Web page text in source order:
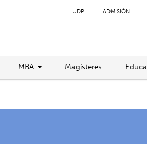
UDP ADMISIÓN
MBA Magísteres